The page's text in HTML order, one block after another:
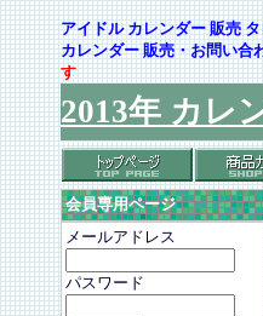
アイドル カレンダー 販売
カレンダー 販売・お問い合
す
2013年 カレ
会員専用ページ
メールアドレス
パスワード